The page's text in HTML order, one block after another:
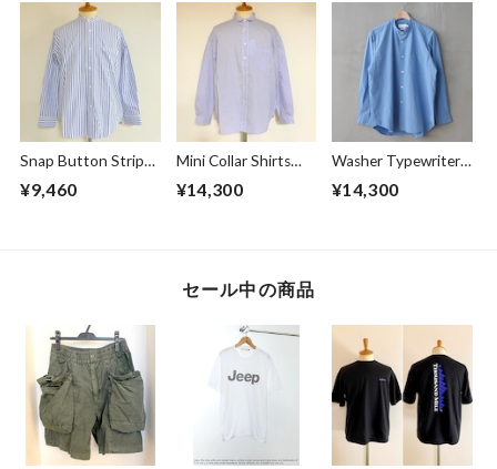
Botanical Deep
Navy
Snap Button Stripe
Band Collar L/S
Shirts White
¥9,460
Mini Collar Shirts
White Stripe
¥14,300
Washer Typewriter
Loose Fit Band
Collar Shirt Blue
¥14,300
セール中の商品